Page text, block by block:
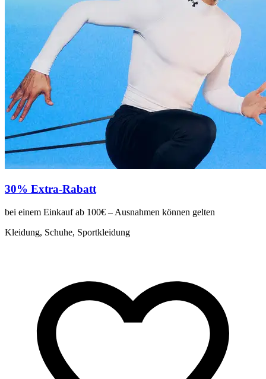
30% Extra-Rabatt
bei einem Einkauf ab 100€ – Ausnahmen können gelten
Kleidung, Schuhe, Sportkleidung